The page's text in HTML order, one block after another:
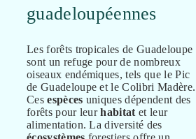
guadeloupéennes
Les forêts tropicales de Guadeloupe
sont un refuge pour de nombreux
oiseaux endémiques, tels que le Pic
de Guadeloupe et le Colibri Madère.
Cesespèces uniques dépendent des
forêts pour leurhabitatet leur
alimentation. La diversité des